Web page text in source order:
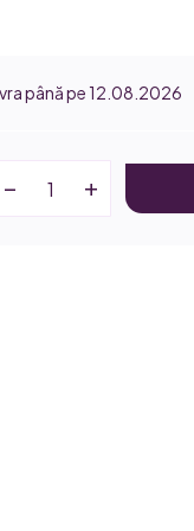
12.08.2026